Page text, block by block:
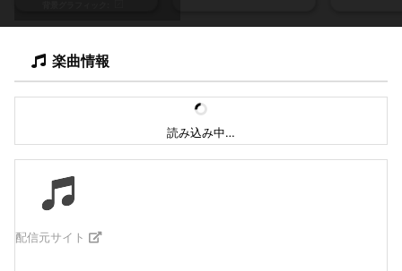
楽曲情報
読み込み中…
配信元サイト